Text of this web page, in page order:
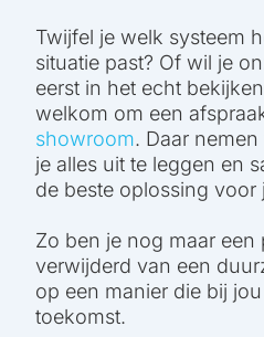
Twijfel je welk systeem
situatie past? Of wil je
eerst in het echt
welkom om een
showroom. Daar
je alles uit te leggen en
de beste oplossing
Zo ben je nog maar een
verwijderd van een
op een manier die bij
toekomst.